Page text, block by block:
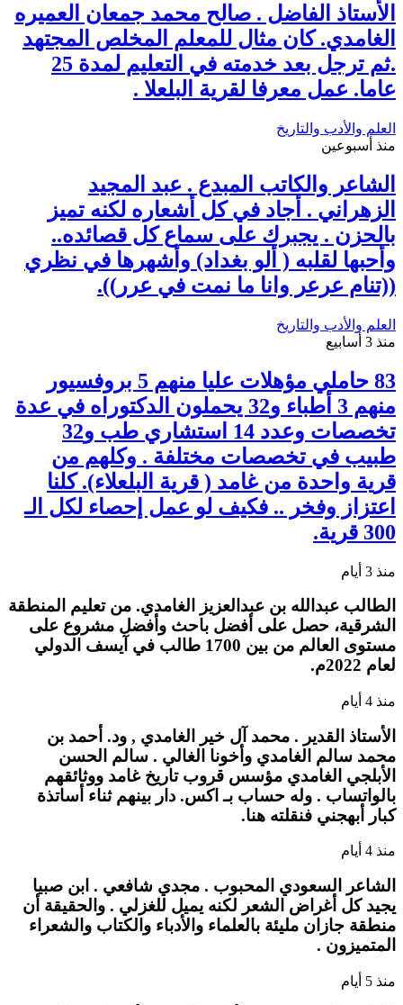
الأستاذ الفاضل . صالح محمد جمعان العميره
الغامدي. كان مثال للمعلم المخلص المجتهد
.ثم ترجل بعد خدمته في التعليم لمدة 25
عاما. عمل معرفا لقرية البلعلا .
العلم والأدب والتاريخ
منذ أسبوعين
الشاعر والكاتب المبدع . عبد المجيد
الزهراني . أجاد في كل أشعاره لكنه تميز
بالحزن . يجبرك على سماع كل قصائده..
وأحبها لقلبه ( ألو بغداد) وأشهرها في نظري
((تنام عرعر وانا ما نمت في عرر)).
العلم والأدب والتاريخ
منذ 3 أسابيع
83 حاملي مؤهلات عليا منهم 5 بروفسيور
منهم 3 أطباء و32 يحملون الدكتوراه في عدة
تخصصات وعدد 14 استشاري طب و32
طبيب في تخصصات مختلفة . وكلهم من
قرية واحدة من غامد ( قرية البلعلاء). كلنا
اعتزاز وفخر .. فكيف لو عمل إحصاء لكل الـ
300 قرية.
منذ 3 أيام
الطالب عبدالله بن عبدالعزيز الغامدي. من تعليم المنطقة
الشرقية، حصل على أفضل باحث وأفضل مشروع على
مستوى العالم من بين 1700 طالب في آيسف الدولي
لعام 2022م.
منذ 4 أيام
الأستاذ القدير . محمد آل خير الغامدي , ود. أحمد بن
محمد سالم الغامدي وأخونا الغالي . سالم الحسن
الأبلجي الغامدي مؤسس قروب تاريخ غامد ووثائقهم
بالواتساب . وله حساب بـ اكس. دار بينهم ثناء أساتذة
كبار أبهجني فنقلته هنا.
منذ 4 أيام
الشاعر السعودي المحبوب . مجدي شافعي . ابن صبيا
يجيد كل أغراض الشعر لكنه يميل للغزلي . والحقيقة أن
منطقة جازان مليئة بالعلماء والأدباء والكتاب والشعراء
المتميزون .
منذ 5 أيام